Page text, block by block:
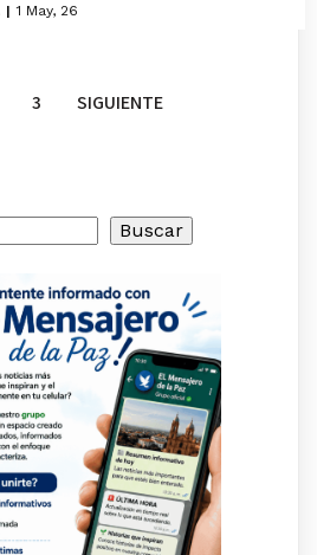
| 1 May, 26
3 SIGUIENTE
Buscar